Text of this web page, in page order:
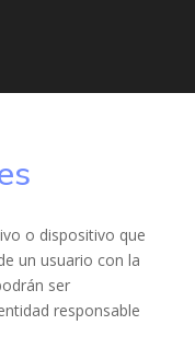
o dispositivo que
un usuario con la
ser
responsable